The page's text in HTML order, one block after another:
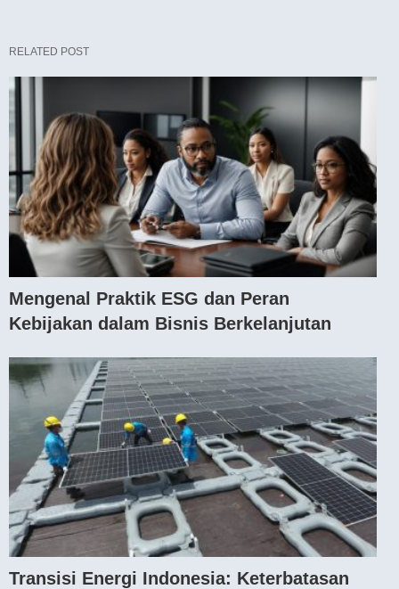
RELATED POST
Mengenal Praktik ESG dan Peran
Kebijakan dalam Bisnis Berkelanjutan
Transisi Energi Indonesia: Keterbatasan